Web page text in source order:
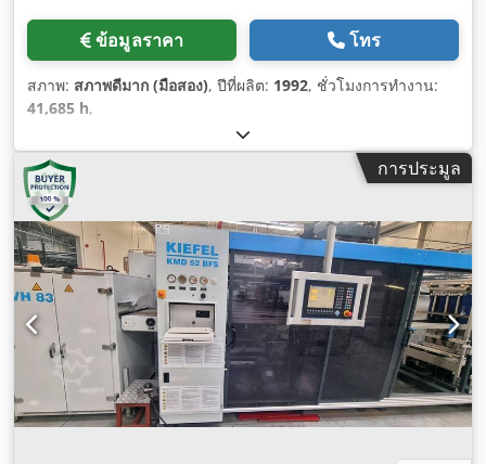
ข้อมูลราคา โทร
สภาพ: สภาพดีมาก (มือสอง), ปีที่ผลิต: 1992, ชั่วโมงการทำงาน:
41,685 h,
การประมูล